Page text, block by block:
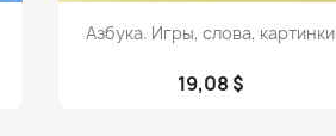
Просмотр
Азбука. Игры, слова, картинки
19,08 $